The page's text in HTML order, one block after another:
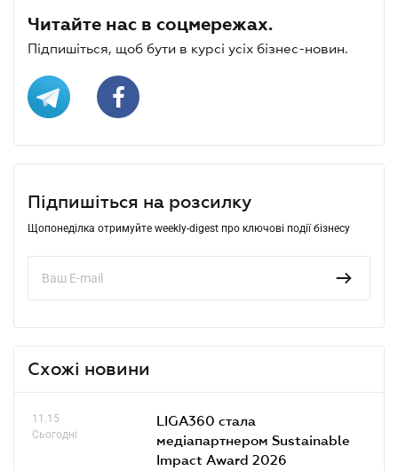
Читайте нас в соцмережах.
Підпишіться, щоб бути в курсі усіх бізнес-новин.
Підпишіться на розсилку
Щопонеділка отримуйте weekly-digest про ключові події бізнесу
Схожі новини
11.15
Сьогодні
LIGA360 стала
медіапартнером Sustainable
Impact Award 2026